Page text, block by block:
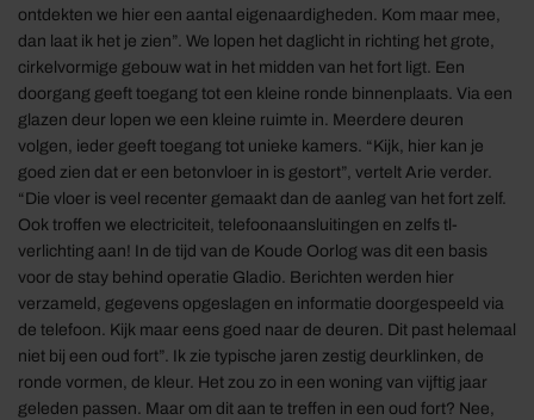
ontdekten we hier een aantal eigenaardigheden. Kom maar mee,
dan laat ik het je zien”. We lopen het daglicht in richting het grote,
cirkelvormige gebouw wat in het midden van het fort ligt. Een
doorgang geeft toegang tot een kleine ronde binnenplaats. Via een
glazen deur lopen we een kleine ruimte in. Meerdere deuren
volgen, ieder geeft toegang tot unieke kamers. “Kijk, hier kan je
goed zien dat er een betonvloer in is gestort”, vertelt Arie verder.
“Die vloer is veel recenter gemaakt dan de aanleg van het fort zelf.
Ook troffen we electriciteit, telefoonaansluitingen en zelfs tl-
verlichting aan! In de tijd van de Koude Oorlog was dit een basis
voor de stay behind operatie Gladio. Berichten werden hier
verzameld, gegevens opgeslagen en informatie doorgespeeld via
de telefoon. Kijk maar eens goed naar de deuren. Dit past helemaal
niet bij een oud fort”. Ik zie typische jaren zestig deurklinken, de
ronde vormen, de kleur. Het zou zo in een woning van vijftig jaar
geleden passen. Maar om dit aan te treffen in een oud fort? Nee,